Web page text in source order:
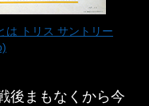
は トリス サントリー
後まもなくから今